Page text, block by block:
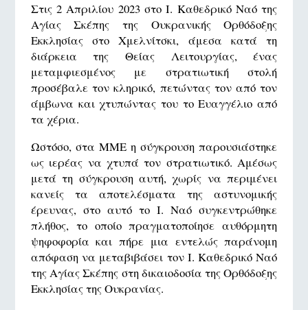
Στις 2 Απριλίου 2023 στο Ι. Καθεδρικό Ναό της
Αγίας Σκέπης της Ουκρανικής Ορθόδοξης
Εκκλησίας στο Χμελνίτσκι, άμεσα κατά τη
διάρκεια της Θείας Λειτουργίας, ένας
μεταμφιεσμένος με στρατιωτική στολή
προσέβαλε τον κληρικό, πετώντας τον από τον
άμβωνα και χτυπώντας του το Ευαγγέλιο από
τα χέρια.
Ωστόσο, στα ΜΜΕ η σύγκρουση παρουσιάστηκε
ως ιερέας να χτυπά τον στρατιωτικό. Αμέσως
μετά τη σύγκρουση αυτή, χωρίς να περιμένει
κανείς τα αποτελέσματα της αστυνομικής
έρευνας, στο αυτό το Ι. Ναό συγκεντρώθηκε
πλήθος, το οποίο πραγματοποίησε αυθόρμητη
ψηφοφορία και πήρε μια εντελώς παράνομη
απόφαση να μεταβιβάσει τον Ι. Καθεδρικό Ναό
της Αγίας Σκέπης στη δικαιοδοσία της Ορθόδοξης
Εκκλησίας της Ουκρανίας.